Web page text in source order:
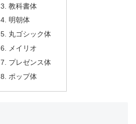
教科書体
明朝体
丸ゴシック体
メイリオ
プレゼンス体
ポップ体